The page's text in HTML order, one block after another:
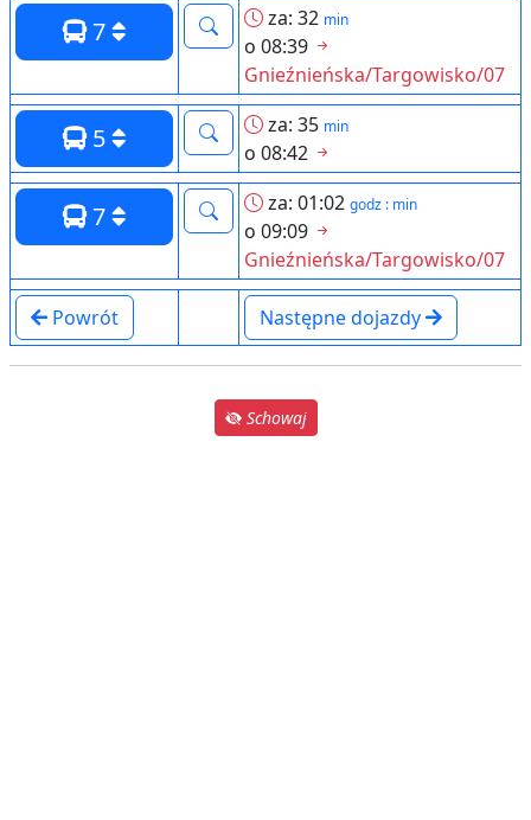
7 za: 32 min
o 08:39
Gnieźnieńska/Targowisko/07
5 za: 35 min
o 08:42
7 za: 01:02 godz : min
o 09:09
Gnieźnieńska/Targowisko/07
Powrót Następne dojazdy
Schowaj